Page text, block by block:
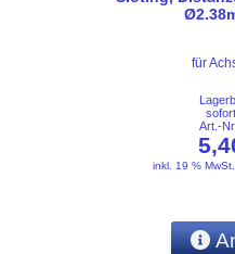
für
Art.-
inkl. 19 %